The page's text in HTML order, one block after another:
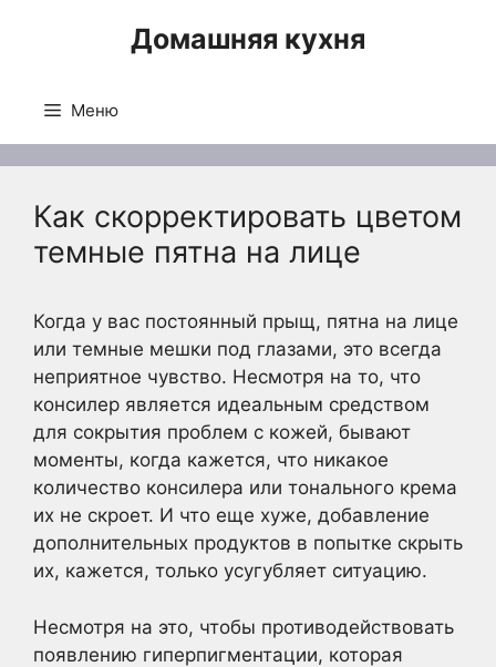
Домашняя кухня
Меню
Как скорректировать цветом
темные пятна на лице
Когда у вас постоянный прыщ, пятна на лице
или темные мешки под глазами, это всегда
неприятное чувство. Несмотря на то, что
консилер является идеальным средством
для сокрытия проблем с кожей, бывают
моменты, когда кажется, что никакое
количество консилера или тонального крема
их не скроет. И что еще хуже, добавление
дополнительных продуктов в попытке скрыть
их, кажется, только усугубляет ситуацию.
Несмотря на это, чтобы противодействовать
появлению гиперпигментации, которая